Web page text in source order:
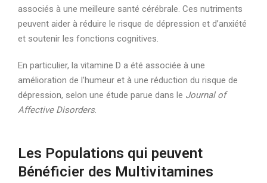
associés à une meilleure santé cérébrale. Ces nutriments
peuvent aider à réduire le risque de dépression et d’anxiété
et soutenir les fonctions cognitives.
En particulier, la vitamine D a été associée à une
amélioration de l’humeur et à une réduction du risque de
dépression, selon une étude parue dans le Journal of
Affective Disorders.
Les Populations qui peuvent
Bénéficier des Multivitamines